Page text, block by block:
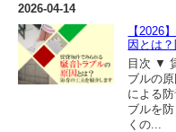
2026-04-14
【2026
因とは？
目次 ▼
ブルの
による
ブルを
くの...